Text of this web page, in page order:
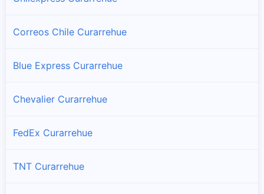
Correos Chile Curarrehue
Blue Express Curarrehue
Chevalier Curarrehue
FedEx Curarrehue
TNT Curarrehue